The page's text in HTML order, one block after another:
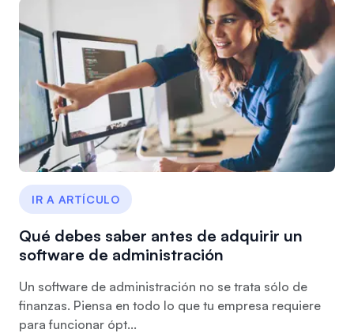
IR A ARTÍCULO
Qué debes saber antes de adquirir un
software de administración
Un software de administración no se trata sólo de
finanzas. Piensa en todo lo que tu empresa requiere
para funcionar ópt...